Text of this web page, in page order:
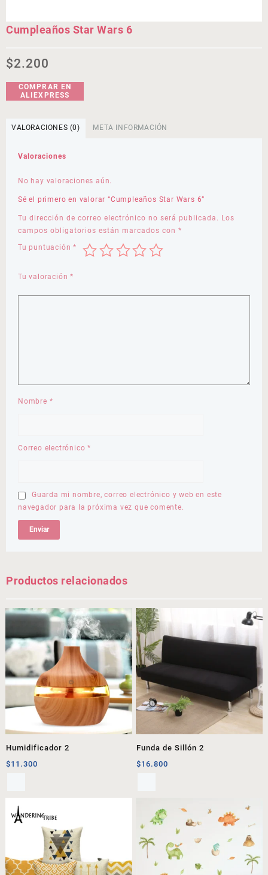
Cumpleaños Star Wars 6
$2.200
COMPRAR EN
ALIEXPRESS
VALORACIONES (0) META INFORMACIÓN
Valoraciones
No hay valoraciones aún.
Sé el primero en valorar “Cumpleaños Star Wars 6”
Tu dirección de correo electrónico no será publicada. Los
campos obligatorios están marcados con *
Tu puntuación*
Tu valoración*
Nombre *
Correo electrónico*
Guarda mi nombre, correo electrónico y web en este
navegador para la próxima vez que comente.
Productos relacionados
Humidificador 2
$11.300
Funda de Sillón 2
$16.800